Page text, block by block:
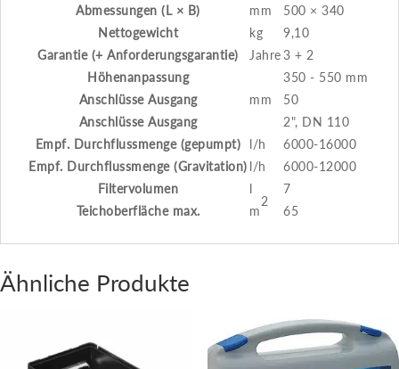
Abmessungen (L × B) mm
500 × 340
Nettogewicht
kg
9,10
Garantie (+ Anforderungsgarantie)
Jahre3 + 2
Höhenanpassung
350 - 550 mm
Anschlüsse Ausgang
mm
50
Anschlüsse Ausgang
2", DN 110
Empf. Durchflussmenge (gepumpt)
l/h
6000-16000
Empf. Durchflussmenge (Gravitation) l/h
6000-12000
Filtervolumen
l
7
Teichoberfläche max.
m
2
65
Ähnliche Produkte